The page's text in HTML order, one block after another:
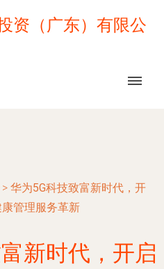
资（广东）有限公
> 华为5G科技致富新时代，开
管理服务革新
新时代，开启